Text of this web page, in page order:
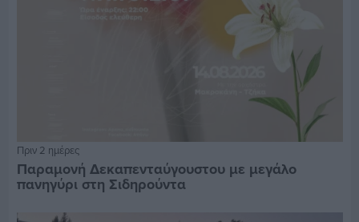
Πριν 2 ημέρες
Παραμονή Δεκαπενταύγουστου με μεγάλο
πανηγύρι στη Σιδηρούντα